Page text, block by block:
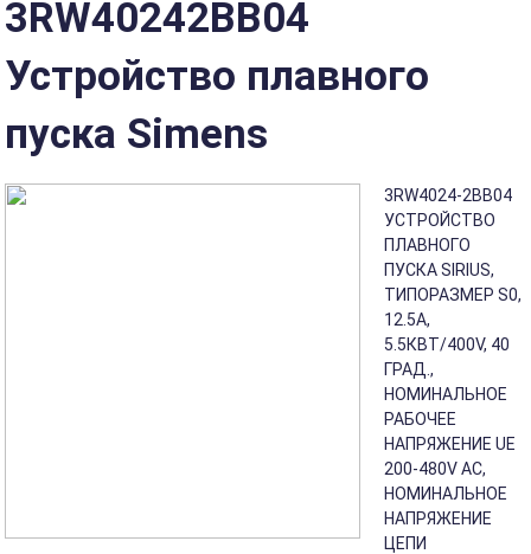
3RW40242BB04
Устройство плавного
пуска Simens
3RW4024-2BB04
УСТРОЙСТВО
ПЛАВНОГО
ПУСКА SIRIUS,
ТИПОРАЗМЕР S0,
12.5A,
5.5КВТ/400V, 40
ГРАД.,
НОМИНАЛЬНОЕ
РАБОЧЕЕ
НАПРЯЖЕНИЕ UE
200-480V AC,
НОМИНАЛЬНОЕ
НАПРЯЖЕНИЕ
ЦЕПИ